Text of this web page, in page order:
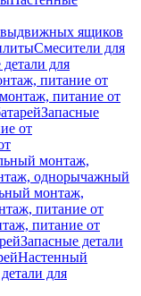
выдвижных ящиков
Смесители для
для
питание от
питание от
Запасные
от
монтаж,
однорычажный
монтаж,
питание от
питание от
Запасные детали
Настенный
для